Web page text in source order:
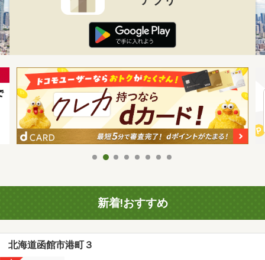
新着!おすすめ
北海道函館市港町３